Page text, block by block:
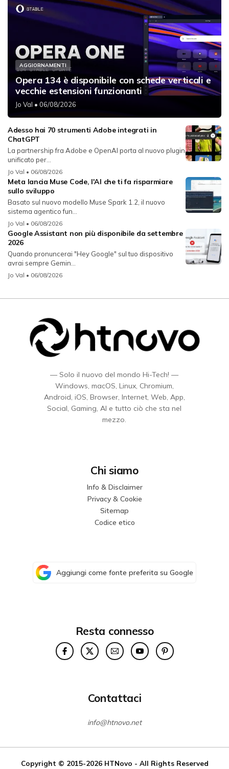
AGGIORNAMENTI
Opera 134 è disponibile con schede verticali e
vecchie estensioni funzionanti
Jo Val • 06/08/2026
Adesso hai 70 strumenti Adobe integrati in
ChatGPT
La partnership fra Adobe e OpenAI porta al nuovo plugin
unificato per...
Jo Val • 06/08/2026
Meta lancia Muse Code, l'AI che ti fa risparmiare
sullo sviluppo
Basato sul nuovo modello Muse Spark 1.2, il nuovo
sistema agentico fun...
Jo Val • 06/08/2026
Google Assistant non più disponibile da settembre
2026
Quando pronuncerai "Hey Google" sul tuo dispositivo
avrai sempre Gemin...
Jo Val • 06/08/2026
— Solo il nuovo del mondo Hi-Tech! —
Windows, macOS, Linux, Chromium,
Android, iOS, Browser, Internet, Web, App,
Social, Gaming, AI e tutto ciò che sta nel
mezzo.
Chi siamo
Info & Disclaimer
Privacy & Cookie
Sitemap
Codice etico
Aggiungi come fonte preferita su Google
Resta connesso
Contattaci
info@htnovo.net
Copyright © 2015-2026 HTNovo - All Rights Reserved